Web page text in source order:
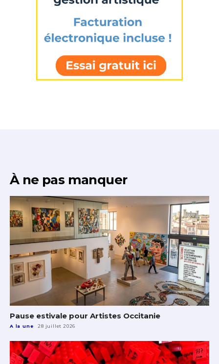
À ne pas manquer
Pause estivale pour Artistes Occitanie
A la une 28 juillet 2026